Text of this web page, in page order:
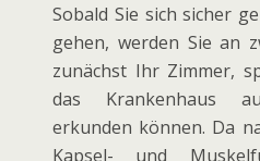
Sobald Sie sich sicher
gehen, werden Sie an
zunächst Ihr Zimmer,
das Krankenhaus
erkunden können. Da
Kapsel- und